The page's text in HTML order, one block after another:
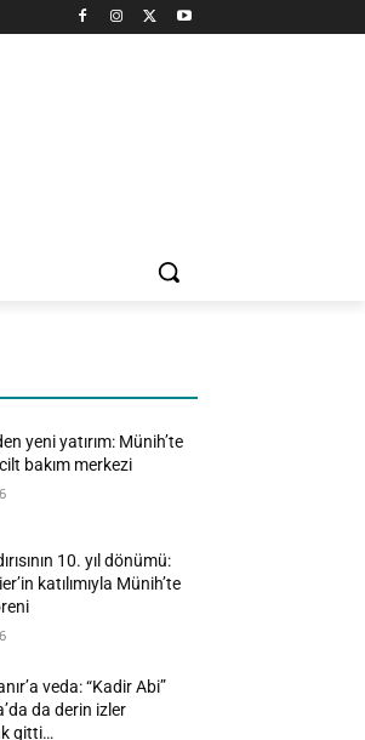
yeni yatırım: Münih’te
bakım merkezi
10. yıl dönümü:
katılımıyla Münih’te
veda: “Kadir Abi”
da derin izler
gitti…